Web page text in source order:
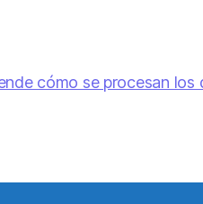
cómo se procesan